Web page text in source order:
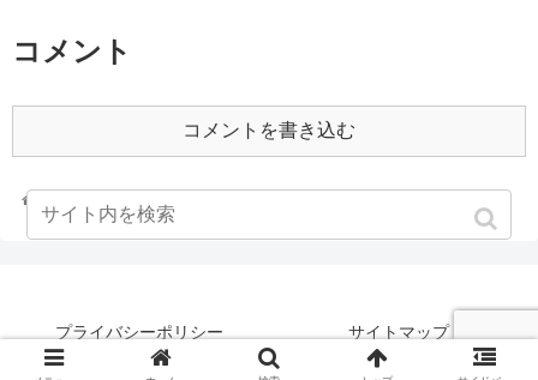
コメント
コメントを書き込む
プライバシーポリシー サイトマップ
©何もなさなかった男の記録